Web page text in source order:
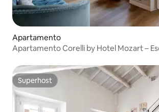
Apartamento
Apartamento Corelli by Hotel Mozart –
Superhost
Superhost